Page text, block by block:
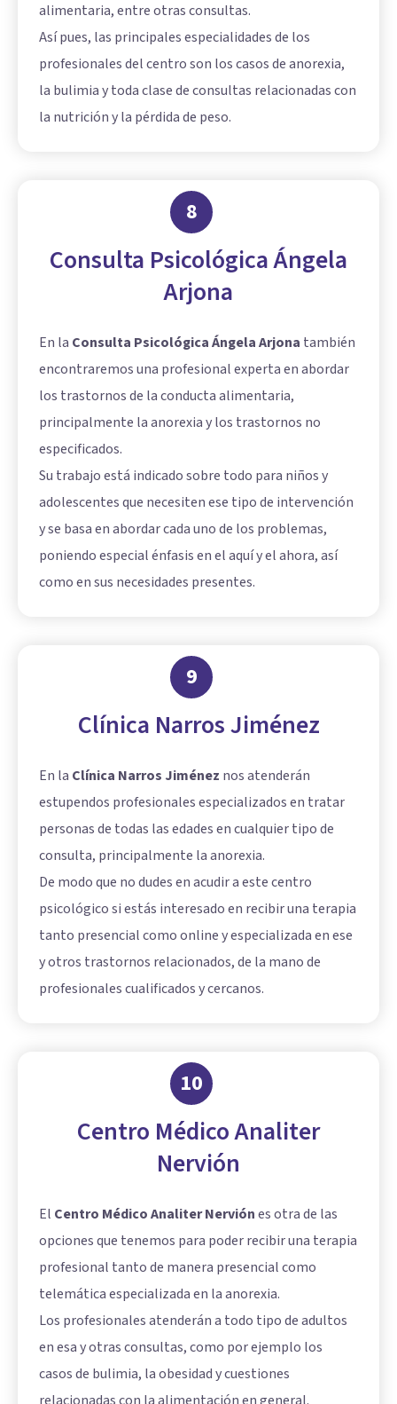
alimentaria, entre otras consultas.
Así pues, las principales especialidades de los
profesionales del centro son los casos de anorexia,
la bulimia y toda clase de consultas relacionadas con
la nutrición y la pérdida de peso.
8
Consulta Psicológica Ángela
Arjona
En la Consulta Psicológica Ángela Arjona también
encontraremos una profesional experta en abordar
los trastornos de la conducta alimentaria,
principalmente la anorexia y los trastornos no
especificados.
Su trabajo está indicado sobre todo para niños y
adolescentes que necesiten ese tipo de intervención
y se basa en abordar cada uno de los problemas,
poniendo especial énfasis en el aquí y el ahora, así
como en sus necesidades presentes.
9
Clínica Narros Jiménez
En la Clínica Narros Jiménez nos atenderán
estupendos profesionales especializados en tratar
personas de todas las edades en cualquier tipo de
consulta, principalmente la anorexia.
De modo que no dudes en acudir a este centro
psicológico si estás interesado en recibir una terapia
tanto presencial como online y especializada en ese
y otros trastornos relacionados, de la mano de
profesionales cualificados y cercanos.
10
Centro Médico Analiter
Nervión
El Centro Médico Analiter Nerviónes otra de las
opciones que tenemos para poder recibir una terapia
profesional tanto de manera presencial como
telemática especializada en la anorexia.
Los profesionales atenderán a todo tipo de adultos
en esa y otras consultas, como por ejemplo los
casos de bulimia, la obesidad y cuestiones